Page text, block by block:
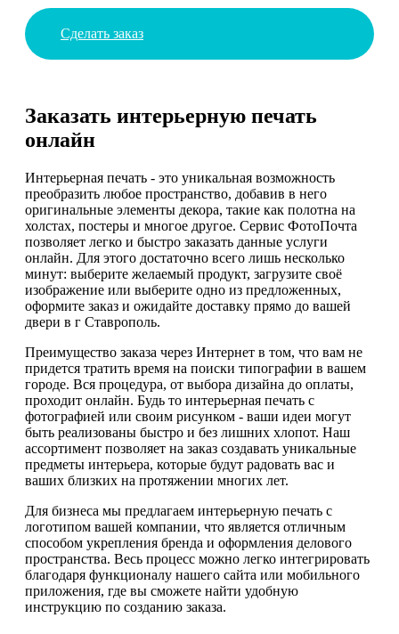
Сделать заказ
Заказать интерьерную печать
онлайн
Интерьерная печать - это уникальная возможность
преобразить любое пространство, добавив в него
оригинальные элементы декора, такие как полотна на
холстах, постеры и многое другое. Сервис ФотоПочта
позволяет легко и быстро заказать данные услуги
онлайн. Для этого достаточно всего лишь несколько
минут: выберите желаемый продукт, загрузите своё
изображение или выберите одно из предложенных,
оформите заказ и ожидайте доставку прямо до вашей
двери в г Ставрополь.
Преимущество заказа через Интернет в том, что вам не
придется тратить время на поиски типографии в вашем
городе. Вся процедура, от выбора дизайна до оплаты,
проходит онлайн. Будь то интерьерная печать с
фотографией или своим рисунком - ваши идеи могут
быть реализованы быстро и без лишних хлопот. Наш
ассортимент позволяет на заказ создавать уникальные
предметы интерьера, которые будут радовать вас и
ваших близких на протяжении многих лет.
Для бизнеса мы предлагаем интерьерную печать с
логотипом вашей компании, что является отличным
способом укрепления бренда и оформления делового
пространства. Весь процесс можно легко интегрировать
благодаря функционалу нашего сайта или мобильного
приложения, где вы сможете найти удобную
инструкцию по созданию заказа.